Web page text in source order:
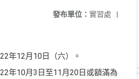
發布單位： 實習處 |
年12月10日（六）。
年10月3日至11月20日或額滿為